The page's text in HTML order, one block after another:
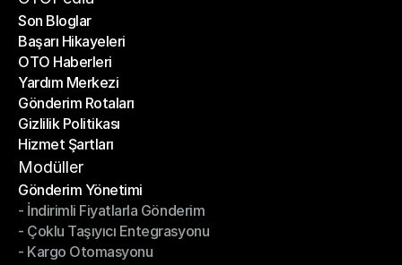
Son Bloglar
Son Bloglar
Başarı Hikayeleri
Başarı Hikayeleri
OTO Haberleri
OTO Haberleri
Yardım Merkezi
Yardım Merkezi
Gönderim Rotaları
Gönderim Rotaları
Gizlilik Politikası
Gizlilik Politikası
Hizmet Şartları
Hizmet Şartları
Modüller
Gönderim Yönetimi
Gönderim Yönetimi
- İndirimli Fiyatlarla Gönderim
- İndirimli Fiyatlarla Gönderim
- Çoklu Taşıyıcı Entegrasyonu
- Çoklu Taşıyıcı Entegrasyonu
- Kargo Otomasyonu